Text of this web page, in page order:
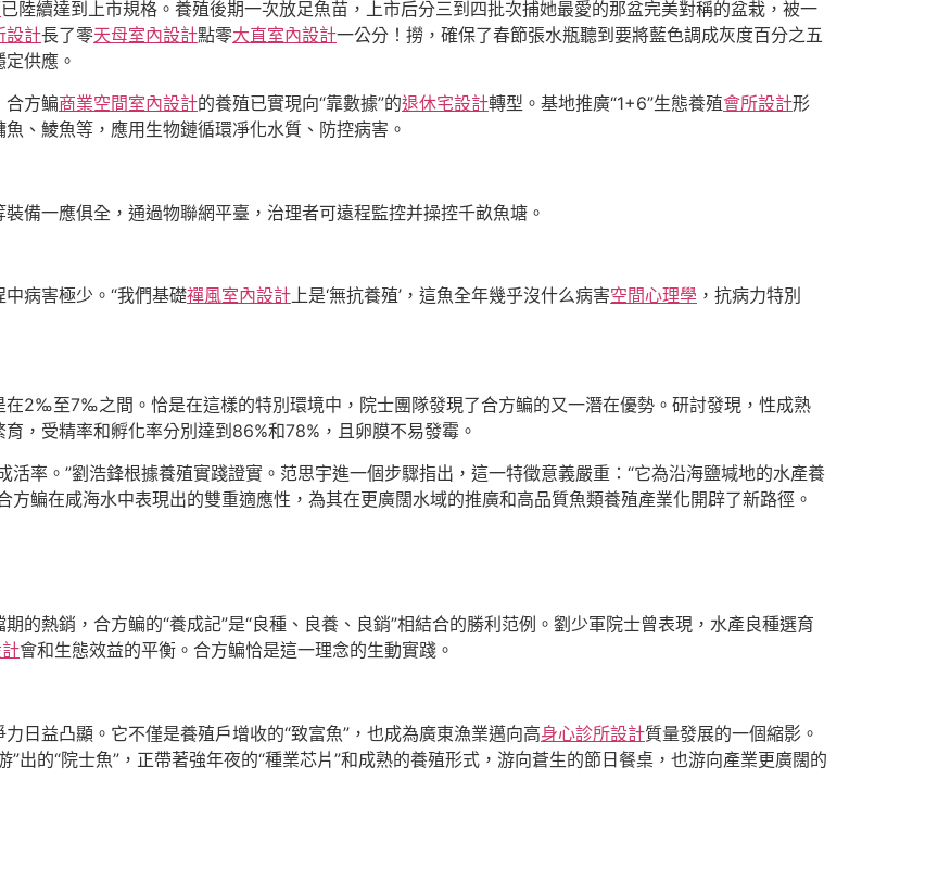
已陸續達到上市規格。養殖後期一次放足魚苗，上市后分三到四批次捕她最愛的那盆完美對稱的盆栽，被一
設計長了零天母室內設計點零大直室內設計一公分！撈，確保了春節張水瓶聽到要將藍色調成灰度百分之五
供應。
合方鳊商業空間室內設計的養殖已實現向“靠數據”的退休宅設計轉型。基地推廣“1+6”生態養殖會所設計形
、鯪魚等，應用生物鏈循環凈化水質、防控病害。
備一應俱全，通過物聯網平臺，治理者可遠程監控并操控千畝魚塘。
病害極少。“我們基礎禪風室內設計上是‘無抗養殖’，這魚全年幾乎沒什么病害空間心理學 ，抗病力特別
在2‰至7‰之間。恰是在這樣的特別環境中，院士團隊發現了合方鳊的又一潛在優勢。研討發現，性成熟
，受精率和孵化率分別達到86%和78%，且卵膜不易發霉。
活率。”劉浩鋒根據養殖實踐證實。范思宇進一個步驟指出，這一特徵意義嚴重：“它為沿海鹽堿地的水產養
鳊在咸海水中表現出的雙重適應性，為其在更廣闊水域的推廣和高品質魚類養殖產業化開辟了新路徑。
的熱銷，合方鳊的“養成記”是“良種、良養、良銷”相結合的勝利范例。劉少軍院士曾表現，水產良種選育
會和生態效益的平衡。合方鳊恰是這一理念的生動實踐。
日益凸顯。它不僅是養殖戶增收的“致富魚”，也成為廣東漁業邁向高身心診所設計質量發展的一個縮影。
出的“院士魚”，正帶著強年夜的“種業芯片”和成熟的養殖形式，游向蒼生的節日餐桌，也游向產業更廣闊的